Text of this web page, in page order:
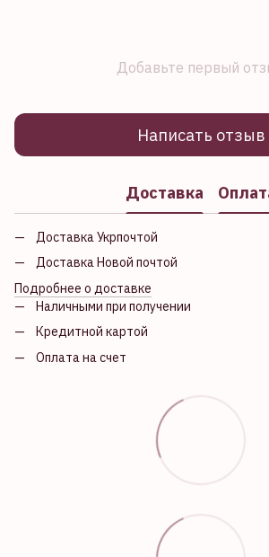
Добавьте первый
Написать отзыв
Доставка
Доставка Укрпочтой
Доставка Новой почтой
Подробнее о доставке
Наличными при получении
Кредитной картой
Оплата на счет